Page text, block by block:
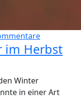
im Herbst
Winter
in einer Art